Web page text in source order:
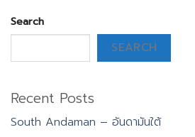
Search
SEARCH
Recent Posts
South Andaman – อันดามันใต้